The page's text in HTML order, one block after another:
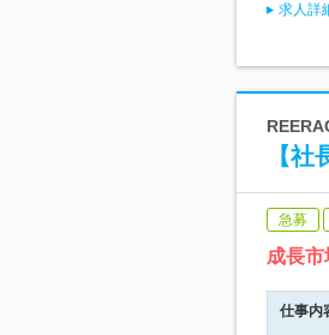
求人詳
【
急募
成長
仕事内